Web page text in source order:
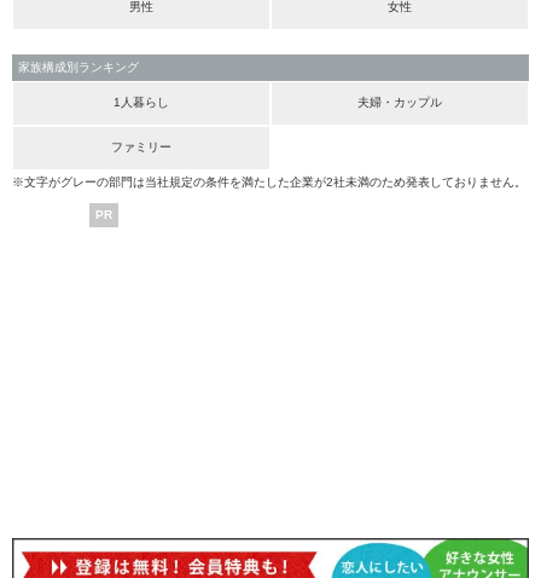
男性 女性
家族構成別ランキング
1人暮らし 夫婦・カップル
ファミリー
※文字がグレーの部門は当社規定の条件を満たした企業が2社未満のため発表しておりません。
PR